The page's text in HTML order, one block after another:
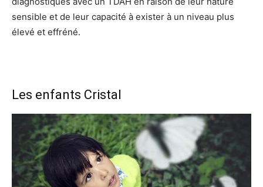
sensible et de leur capacité à exister à un niveau plus
élevé et effréné.
Les enfants Cristal